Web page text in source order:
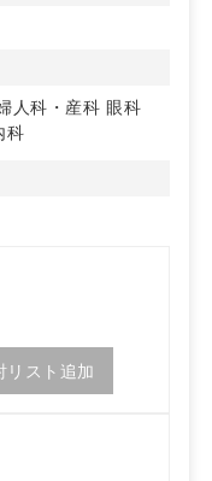
人科・産科 眼科
科
リスト追加